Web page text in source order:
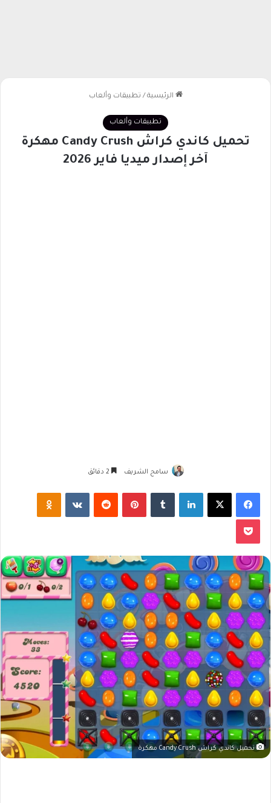
الرئيسية / تطبيقات وألعاب
تطبيقات وألعاب
تحميل كاندي كراش Candy Crush مهكرة
آخر إصدار ميديا فاير 2026
سامح الشريف
فيسبوك لينكدإن بينتيريست
تحميل كاندي كراش Candy Crush مهكرة